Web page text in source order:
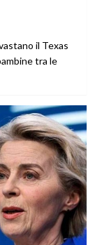
il Texas
tra le